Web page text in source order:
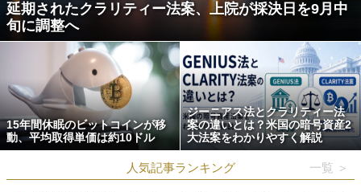
延期されたクラリティー法案、上院が採決日を9月中
旬に調整へ
15年間休眠のビットコインが移
動、平均取得単価は約10ドル
ジーニアス法とクラリティー法
案の違いとは？米国の暗号資産2
大法案をわかりやすく解説
人気記事ランキング 一覧 ＞